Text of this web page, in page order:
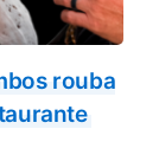
rouba